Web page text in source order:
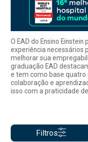
O EAD do Ensino
experiência necessários
melhorar sua
graduação EAD
e tem como base quatro
colaboração e
isso com a praticidade
Filtros